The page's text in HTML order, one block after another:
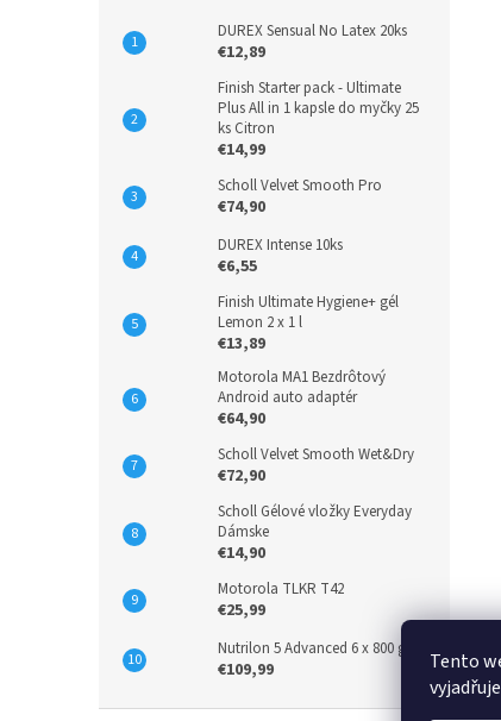
Tento
DUREX Sensual No Latex 20ks
€12,89
Finish Starter pack - Ultimate
Plus All in 1 kapsle do myčky 25
ks Citron
€14,99
Scholl Velvet Smooth Pro
€74,90
DUREX Intense 10ks
€6,55
Finish Ultimate Hygiene+ gél
Lemon 2 x 1 l
€13,89
Motorola MA1 Bezdrôtový
Android auto adaptér
€64,90
Scholl Velvet Smooth Wet&Dry
€72,90
Scholl Gélové vložky Everyday
Dámske
€14,90
Motorola TLKR T42
€25,99
Nutrilon 5 Advanced 6 x 800 g
€109,99